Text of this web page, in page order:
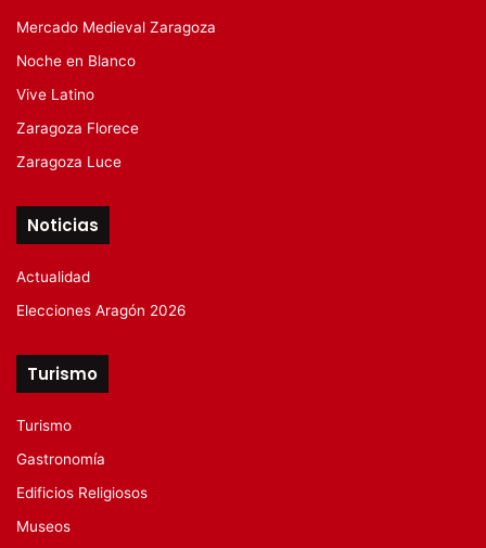
Mercado Medieval Zaragoza
Noche en Blanco
Vive Latino
Zaragoza Florece
Zaragoza Luce
Noticias
Actualidad
Elecciones Aragón 2026
Turismo
Turismo
Gastronomía
Edificios Religiosos
Museos